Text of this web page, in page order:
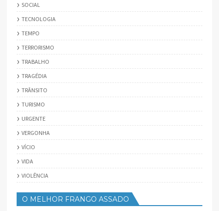
SOCIAL
TECNOLOGIA
TEMPO
TERRORISMO
TRABALHO
TRAGÉDIA
TRÂNSITO
TURISMO
URGENTE
VERGONHA
VÍCIO
VIDA
VIOLÊNCIA
O MELHOR FRANGO ASSADO